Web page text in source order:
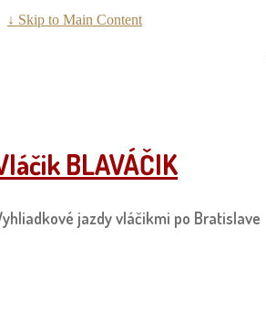
↓ Skip to Main Content
BLAVÁČIK
jazdy vláčikmi po Bratislave